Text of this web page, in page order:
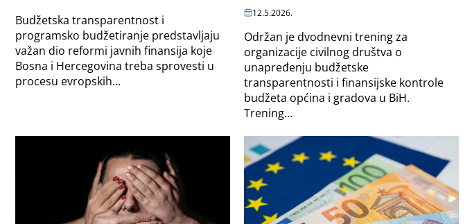
Budžetska transparentnost i
programsko budžetiranje predstavljaju
važan dio reformi javnih finansija koje
Bosna i Hercegovina treba sprovesti u
procesu evropskih...
12.5.2026.
Održan je dvodnevni trening za
organizacije civilnog društva o
unapređenju budžetske
transparentnosti i finansijske kontrole
budžeta općina i gradova u BiH.
Trening...